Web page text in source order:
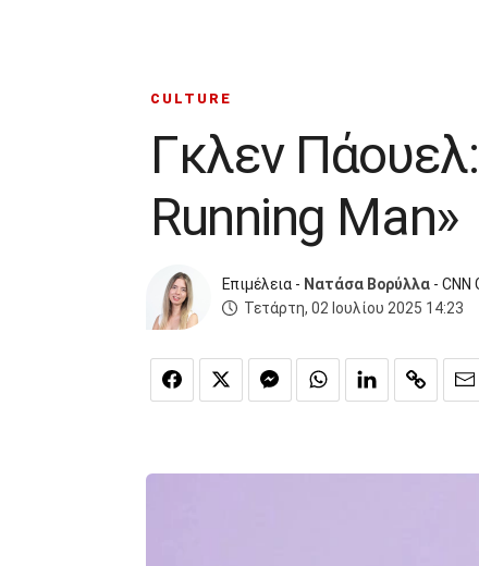
CULTURE
Γκλεν
Running Man»
Επιμέλεια - Νατάσα Βορύλλα - CNN
Τετάρτη, 02 Ιουλίου 2025 14:23